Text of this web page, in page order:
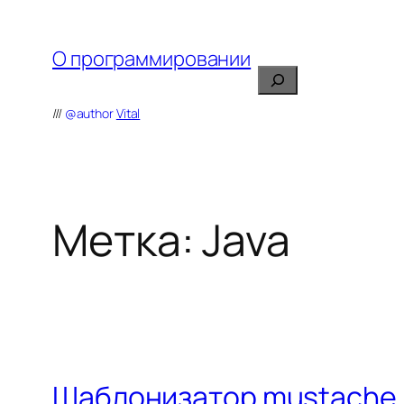
содержимому
О программировании
/// @authorVital
Поиск
Метка:Java